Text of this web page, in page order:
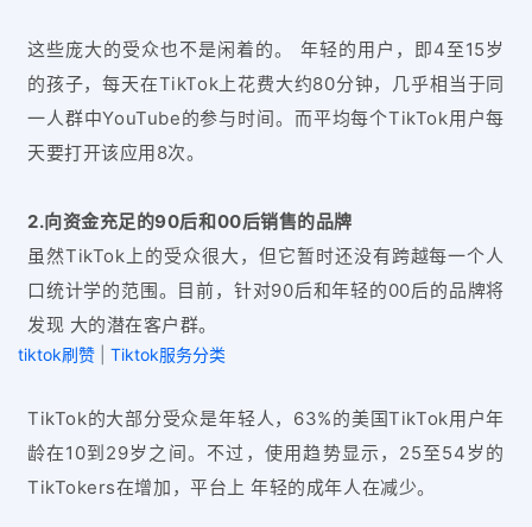
这些庞大的受众也不是闲着的。 年轻的用户，即4至15岁
的孩子，每天在TikTok上花费大约80分钟，几乎相当于同
一人群中YouTube的参与时间。而平均每个TikTok用户每
天要打开该应用8次。
2.向资金充足的90后和00后销售的品牌
虽然TikTok上的受众很大，但它暂时还没有跨越每一个人
口统计学的范围。目前，针对90后和年轻的00后的品牌将
发现 大的潜在客户群。
tiktok刷赞 Tiktok服务分类
TikTok的大部分受众是年轻人，63%的美国TikTok用户年
龄在10到29岁之间。不过，使用趋势显示，25至54岁的
TikTokers在增加，平台上 年轻的成年人在减少。